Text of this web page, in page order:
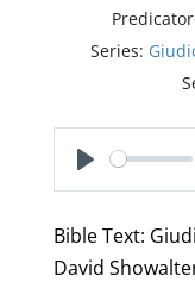
Series:
Play
Bible Text:
David